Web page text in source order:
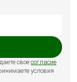
свое согласие
условия